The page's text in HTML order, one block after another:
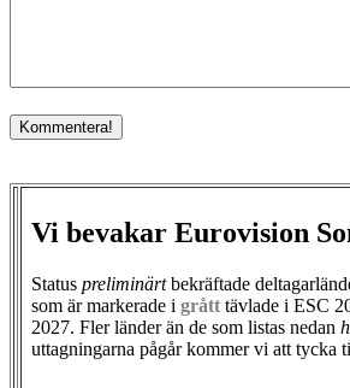
Vi bevakar Eurovision
Status preliminärtbekräftade
som är markerade i grått tävlade i ESC
2027. Fler länder än de som listas nedan
uttagningarna pågår kommer vi att tycka